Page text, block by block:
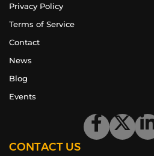
Privacy Policy
Terms of Service
Contact
News
Blog
Events
CONTACT US